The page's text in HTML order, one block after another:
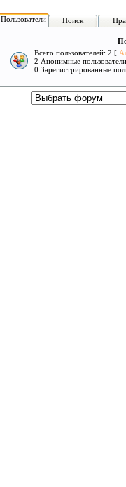
Пользователи Поиск
Всего пользователей: 2 [
2 Анонимные пользователи
0 Зарегистрированные